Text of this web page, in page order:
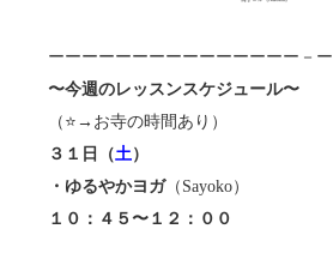
ーーーーーーーーーーーーーーー－ー
〜今週のレッスンスケジュール〜
（⭐️→お寺の時間あり）
３１日（土）
・ゆるやかヨガ（Sayoko）
１０：４５〜１２：００